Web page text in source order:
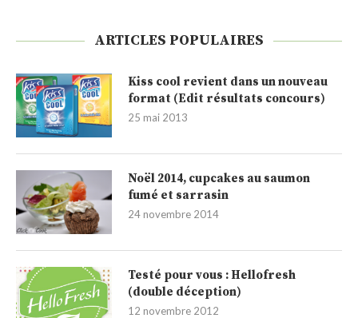
ARTICLES POPULAIRES
Kiss cool revient dans un nouveau
format (Edit résultats concours)
25 mai 2013
Noël 2014, cupcakes au saumon
fumé et sarrasin
24 novembre 2014
Testé pour vous : Hellofresh
(double déception)
12 novembre 2012